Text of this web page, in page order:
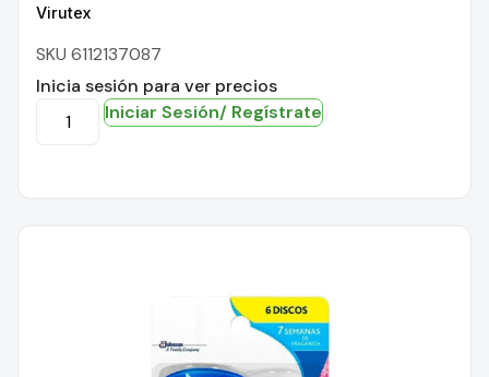
Virutex
SKU 6112137087
Inicia sesión para ver precios
Iniciar Sesión/ Regístrate